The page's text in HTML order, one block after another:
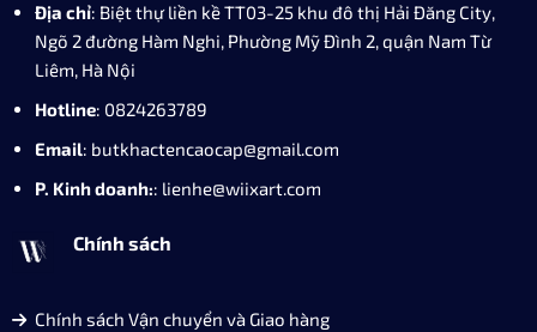
Địa chỉ: Biệt thự liền kề TT03-25 khu đô thị Hải Đăng City,
Ngõ 2 đường Hàm Nghi, Phường Mỹ Đình 2, quận Nam Từ
Liêm, Hà Nội
Hotline: 0824263789
Email: butkhactencaocap@gmail.com
P. Kinh doanh:: lienhe@wiixart.com
Chính sách
Chính sách Vận chuyển và Giao hàng